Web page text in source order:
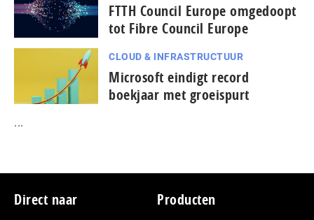
FTTH Council Europe omgedoopt
tot Fibre Council Europe
CLOUD & INFRASTRUCTUUR
Microsoft eindigt record
boekjaar met groeispurt
...
Footer
Direct naar Producten